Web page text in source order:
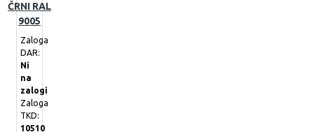
ČRNI RAL
9005
Zaloga
DAR:
Ni
na
zalogi
Zaloga
TKD:
10510